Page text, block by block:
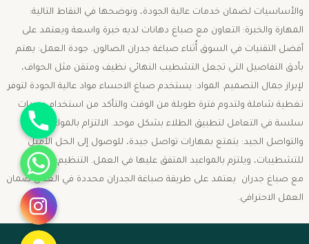
والأساسيات لضمان خدمات عالية الجودة، ونوضحها في النقاط التالية:
المهارة والخبرة: التعاون مع صباغ دهانات لديه خبرة واسعة ويعتمد على
أفضل التقنيات في السوق أُثناء صباغة جدران الصالون. جودة العمل: يهتم
بأدق التفاصيل التي تجعل التشطيب النهائي نظيف ومتقن مثل الحواف،
لإبراز جمال التصميم. المواد: يستخدم صباغ الاحساء مواد عالية الجودة لتوفر
تغطية شاملة ولتدوم فترة طويلة من الوقت والتأكد من استخدام معدات
سلسة في التعامل لتطبيق الطلاء بشكل موحد. الالتزام بالمواعيد
والتواصل الجيد: يتمتع بمهارات تواصل جيدة، للوصول إلى الحل الأمثل
للتشطيبات، ويلتزم بالمواعيد المتفق عليها في العمل. التنظيم: التعاون
مع صباغ جدران يعتمد على طريقة صباغة الجدران محددة في العمل ضمان
العمل الاحترافي.
جوال
واتساب
انستقرام
سناب شات